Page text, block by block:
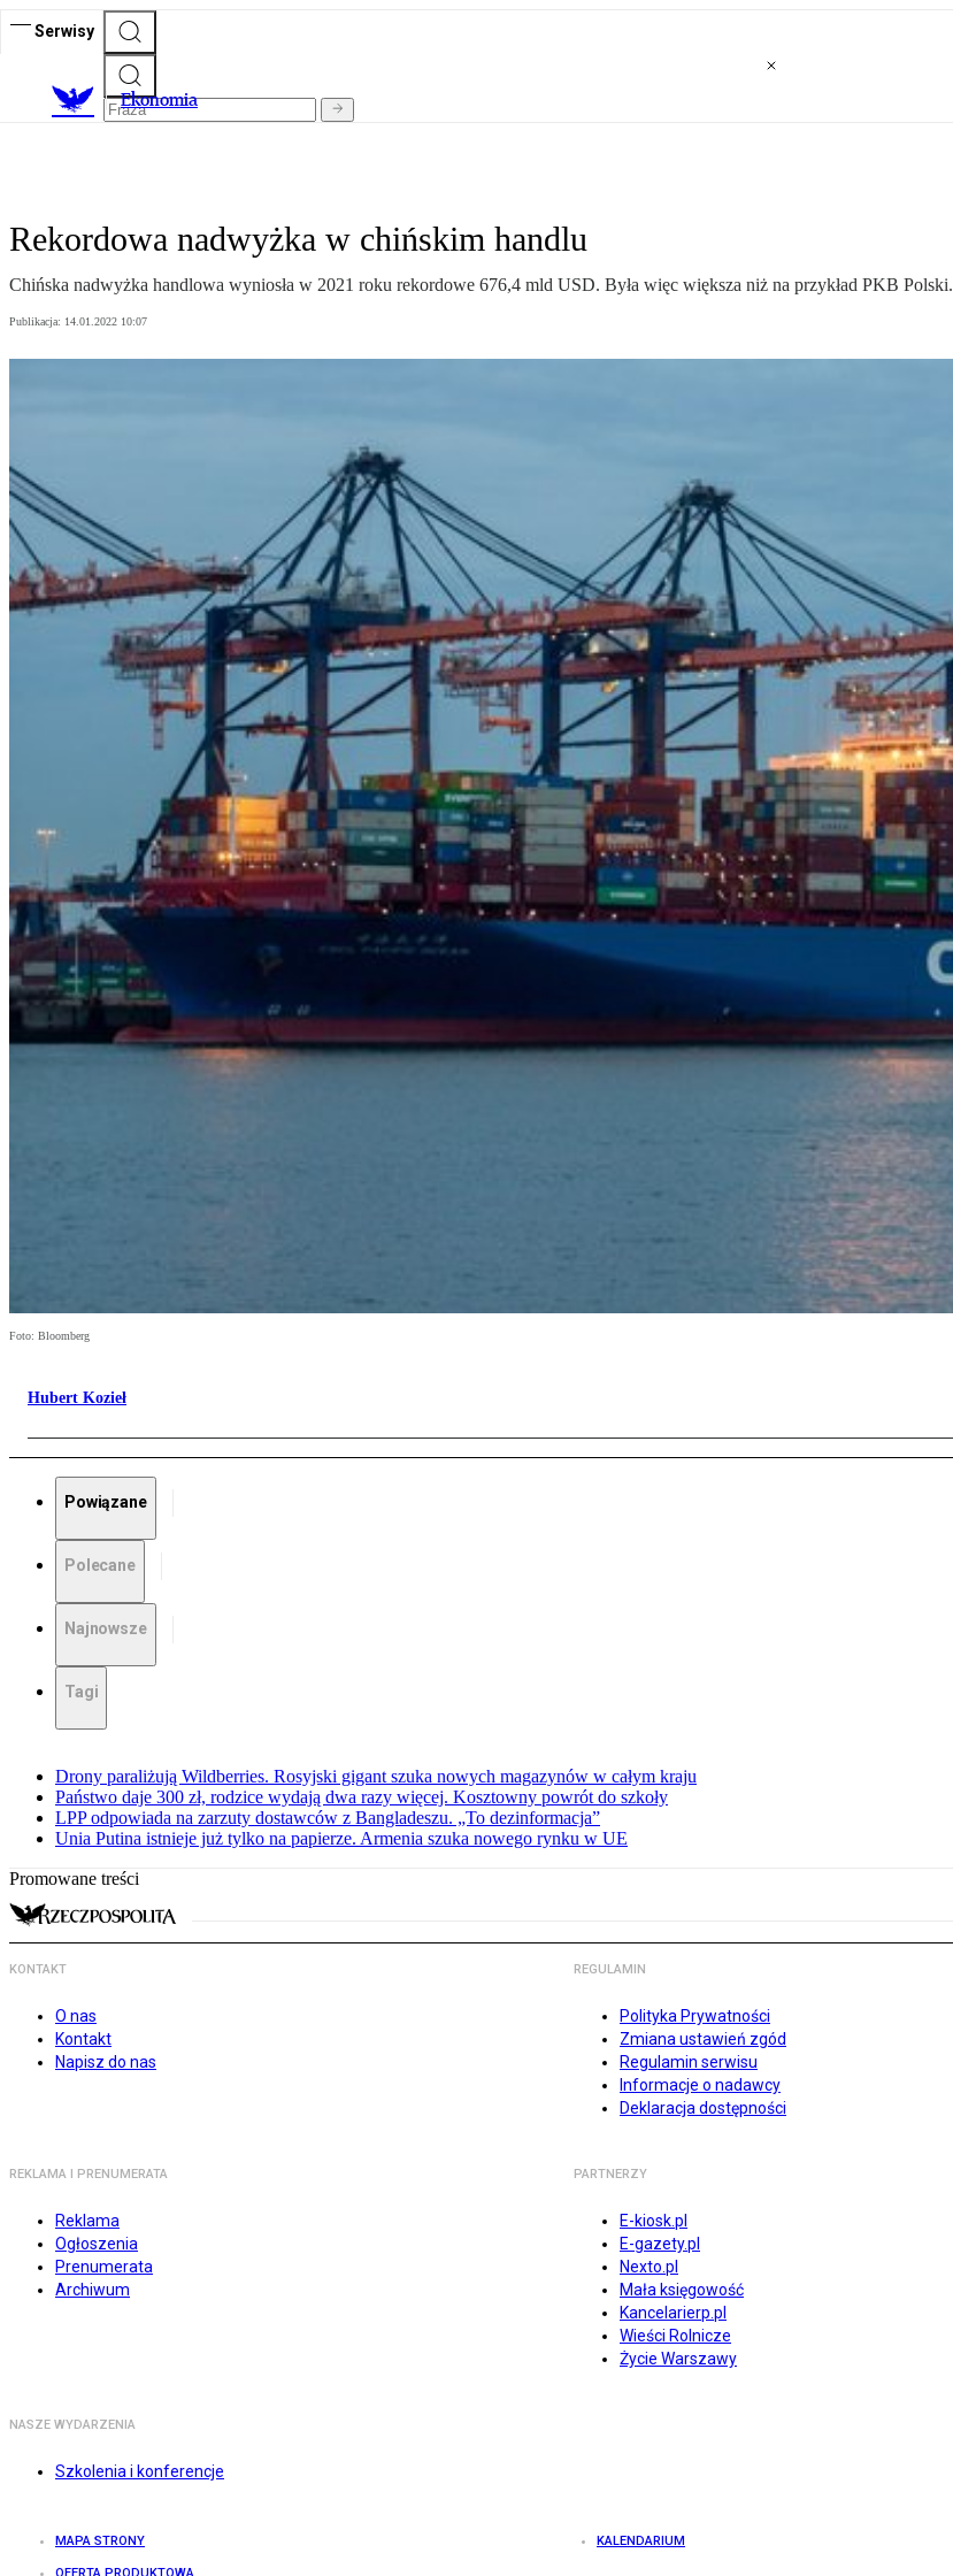
Serwisy
Ekonomia
Rekordowa nadwyżka w chińskim handlu
Chińska nadwyżka handlowa wyniosła w 2021 roku rekordowe 676,4 mld USD. Była więc większa niż na przykład PKB Polski.
Publikacja: 14.01.2022 10:07
Foto: Bloomberg
Hubert Kozieł
Powiązane
Polecane
Najnowsze
Tagi
Drony paraliżują Wildberries. Rosyjski gigant szuka nowych magazynów w całym kraju
Państwo daje 300 zł, rodzice wydają dwa razy więcej. Kosztowny powrót do szkoły
LPP odpowiada na zarzuty dostawców z Bangladeszu. „To dezinformacja”
Unia Putina istnieje już tylko na papierze. Armenia szuka nowego rynku w UE
Promowane treści
KONTAKT
O nas
Kontakt
Napisz do nas
REGULAMIN
Polityka Prywatności
Zmiana ustawień zgód
Regulamin serwisu
Informacje o nadawcy
Deklaracja dostępności
REKLAMA I PRENUMERATA
Reklama
Ogłoszenia
Prenumerata
Archiwum
PARTNERZY
E-kiosk.pl
E-gazety.pl
Nexto.pl
Mała księgowość
Kancelarierp.pl
Wieści Rolnicze
Życie Warszawy
NASZE WYDARZENIA
Szkolenia i konferencje
MAPA STRONY KALENDARIUM